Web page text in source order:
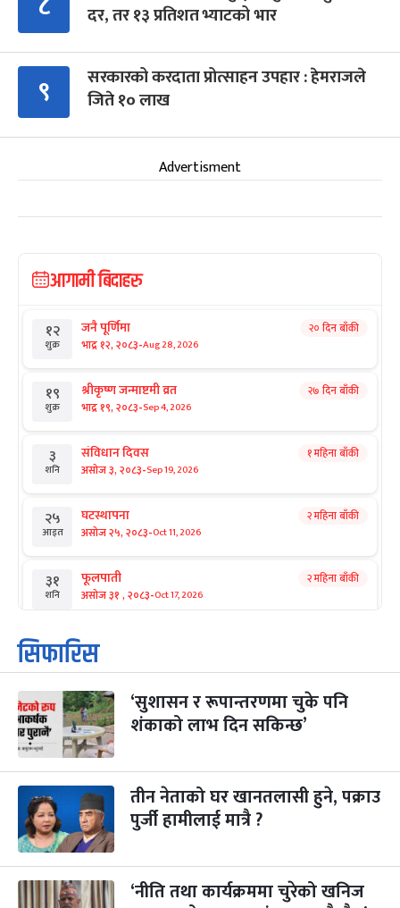
दर, तर १३ प्रतिशत भ्याटको भार
९
सरकारको करदाता प्रोत्साहन उपहार : हेमराजले
जिते १० लाख
Advertisment
आगामी बिदाहरु
१२
शुक्र
जनै पूर्णिमा
भाद्र १२, २०८३-Aug 28, 2026
२० दिन बाँकी
१९
शुक्र
श्रीकृष्ण जन्माष्टमी व्रत
भाद्र १९, २०८३-Sep 4, 2026
२७ दिन बाँकी
३
शनि
संविधान दिवस
असोज ३, २०८३-Sep 19, 2026
१ महिना बाँकी
२५
आइत
घटस्थापना
असोज २५, २०८३-Oct 11, 2026
२ महिना बाँकी
३१
शनि
फूलपाती
असोज ३१ , २०८३-Oct 17, 2026
२ महिना बाँकी
१
आइत
कार्तिक सङ्क्रान्ति
कार्तिक १, २०८३
३
मंगल
महानवमी
कार्तिक ३, २०८३-Oct 20, 2026
२ महिना बाँकी
४
बुध कार्तिक ४, २०८३ Oct 21, 2026
५
बिहि
पापा‌ङ्कुशा एकादशी व्रत
कार्तिक ५, २०८३
२२ कुकुर तिहार ३ महिना बाँकी
सिफारिस
‘सुशासन र रूपान्तरणमा चुके पनि
शंकाको लाभ दिन सकिन्छ’
तीन नेताको घर खानतलासी हुने, पक्राउ
पुर्जी हामीलाई मात्रै ?
‘नीति तथा कार्यक्रममा चुरेको खनिज